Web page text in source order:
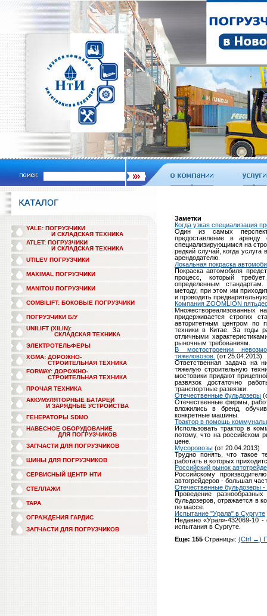
YALE: ПОГРУЗЧИКИ
И СКЛАДСКАЯ ТЕХНИКА
ATLET: ПОГРУЗЧИКИ
И СКЛАДСКАЯ ТЕХНИКА
UTILEV ПОГРУЗЧИКИ
MAXIMAL ПОГРУЗЧИКИ
MANITOU ПОГРУЗЧИКИ
COMBILIFT: БОКОВЫЕ ПОГРУЗЧИКИ
ПОГРУЗЧИКИ Б/У
UNILIFT (XILIN):
СКЛАДСКАЯ ТЕХНИКА
ЭЛЕКТРОТЕЛЬФЕРЫ
XGMA: ДОРОЖНО-
СТРОИТЕЛЬНАЯ ТЕХНИКА
FORWAY: ДОРОЖНО-
СТРОИТЕЛЬНАЯ ТЕХНИКА
ПРОЧАЯ ТЕХНИКА
АККУМУЛЯТОРНЫЕ БАТАРЕИ
И ЗАРЯДНЫЕ УСТРОЙСТВА
ГЕНЕРАТОРЫ SDMO
НАВЕСНОЕ ОБОРУДОВАНИЕ
ДЛЯ ПОГРУЗЧИКОВ
ЗАПЧАСТИ ДЛЯ ПОГРУЗЧИКОВ
ШИНЫ ДЛЯ ПОГРУЗЧИКОВ
СЕРВИСНЫЙ ЦЕНТР НТИ
СТЕЛЛАЖИ
ТАРА
ОГРАЖДЕНИЯ ГАРДИС
ЗАПЧАСТИ ДЛЯ ПОГРУЗЧИКОВ
Заметки
Когда узкая специализация
Один из самых
предоставление в аренду
специализирующимся на
редкий случай, когда услуга
арендодателю.
Локальная покраска
Покраска автомобиля
процесс, который
определенным
методу, при этом им
и проводить
Компания ZOOMLION
Множествореализованных
придерживается строгих
авторитетным центром по
техники в Китае. За годы
отличными
рыночным требованиям.
В мостостроении
тяжеловозов. (от 25.04.2013)
Ответственная задача на
тяжелую строительную
мостовики придают
развязок достаточно
транспортные развязки.
Отечественные бульдозеры
Отечественные фирмы,
вложились в бренд,
конкретные машины.
Трактор в помощь
Использовать трактор в
потому, что на российском
цене.
Мусоровозы (от 20.04.2013)
Трудно понять, что такое
работать в которых
Российский рынок
Российскому
автогрейдеров - большая
Отечественные бульдозеры -
Проведение
бульдозеров, отражается в
по массе.
Испытание "Урала" в Сургуте
Недавно «Урал»-432069-10 -
испытания в Сургуте.
Еще: 155 Страницы: (Ctrl ←)